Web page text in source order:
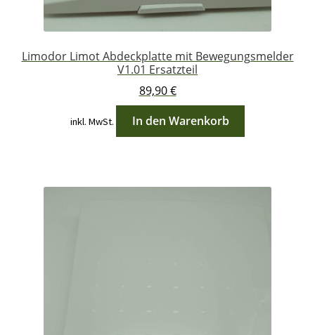
Limodor Limot Abdeckplatte mit Bewegungsmelder
V1.01 Ersatzteil
89,90€
inkl. MwSt. In den Warenkorb